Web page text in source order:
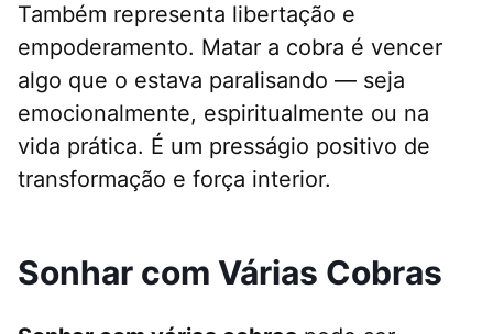
Também representa libertação e
empoderamento. Matar a cobra é vencer
algo que o estava paralisando — seja
emocionalmente, espiritualmente ou na
vida prática. É um presságio positivo de
transformação e força interior.
Sonhar com Várias Cobras